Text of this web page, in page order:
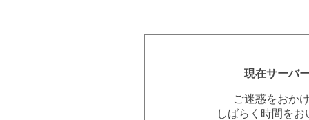
現在サーバ
ご迷惑をおか
しばらく時間を